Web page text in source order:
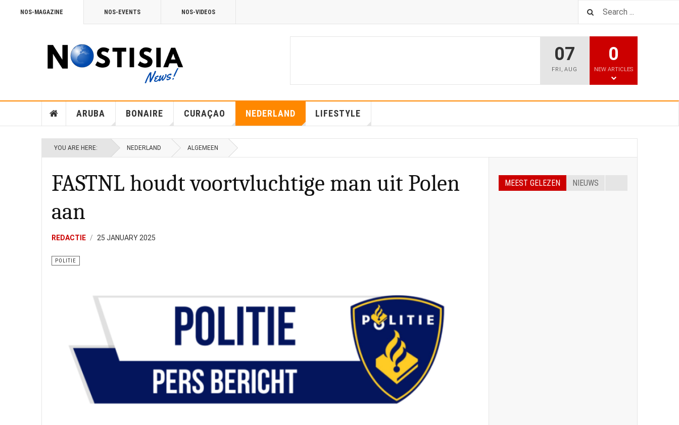
NOS-MAGAZINE NOS-EVENTS NOS-VIDEOS
07
FRI ,AUG
0
NEW ARTICLES
ARUBA BONAIRE CURAÇAO NEDERLAND LIFESTYLE
YOU ARE HERE: NEDERLAND ALGEMEEN
FASTNL houdt voortvluchtige man uit Polen
aan
REDACTIE 25 JANUARY 2025
POLITIE
MEEST GELEZEN NIEUWS